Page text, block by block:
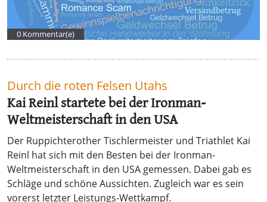
0 Kommentar(e)
Durch die roten Felsen Utahs
Kai Reinl startete bei der Ironman-
Weltmeisterschaft in den USA
Der Ruppichterother Tischlermeister und Triathlet Kai
Reinl hat sich mit den Besten bei der Ironman-
Weltmeisterschaft in den USA gemessen. Dabei gab es
Schläge und schöne Aussichten. Zugleich war es sein
vorerst letzter Leistungs-Wettkampf.